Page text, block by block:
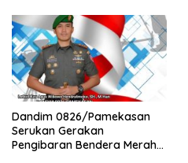
Dandim 0826/Pamekasan
Serukan Gerakan
Pengibaran Bendera Merah